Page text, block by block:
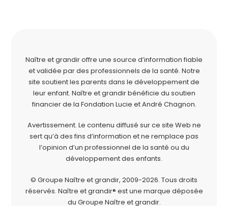
Naître et grandir offre une source d’information fiable
et validée par des professionnels de la santé. Notre
site soutient les parents dans le développement de
leur enfant. Naître et grandir bénéficie du soutien
financier de la Fondation Lucie et André Chagnon.
Avertissement. Le contenu diffusé sur ce site Web ne
sert qu’à des fins d’information et ne remplace pas
l’opinion d’un professionnel de la santé ou du
développement des enfants.
© Groupe Naître et grandir, 2009-2026. Tous droits
réservés. Naître et grandir® est une marque déposée
du Groupe Naître et grandir.